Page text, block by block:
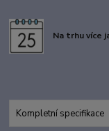
Na trhu více
Kompletní specifikace